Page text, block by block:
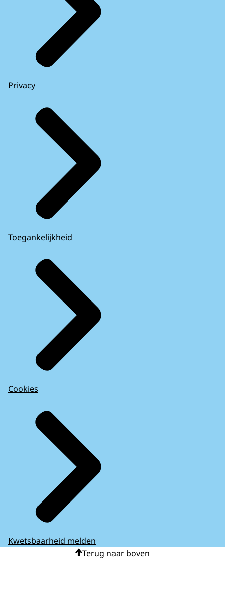
Privacy
Toegankelijkheid
Cookies
Kwetsbaarheid melden
Terug naar boven